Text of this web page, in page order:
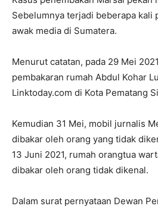
Sebelumnya terjadi beberapa kali
awak media di Sumatera.
Menurut catatan, pada 29 Mei
pembakaran rumah Abdul Kohar
Linktoday.com di Kota Pematang
Kemudian 31 Mei, mobil jurnalis
dibakar oleh orang yang tidak
13 Juni 2021, rumah orangtua
dibakar oleh orang tidak dikenal.
Dalam surat pernyataan Dewan